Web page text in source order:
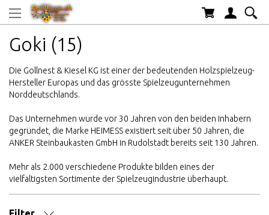
Goki (15)
Die Gollnest & Kiesel KG ist einer der bedeutenden Holzspielzeug-
Hersteller Europas und das grösste Spielzeugunternehmen
Norddeutschlands.
Das Unternehmen wurde vor 30 Jahren von den beiden Inhabern
gegründet, die Marke HEIMESS existiert seit über 50 Jahren, die
ANKER Steinbaukasten GmbH in Rudolstadt bereits seit 130 Jahren.
Mehr als 2.000 verschiedene Produkte bilden eines der
vielfältigsten Sortimente der Spielzeugindustrie überhaupt.